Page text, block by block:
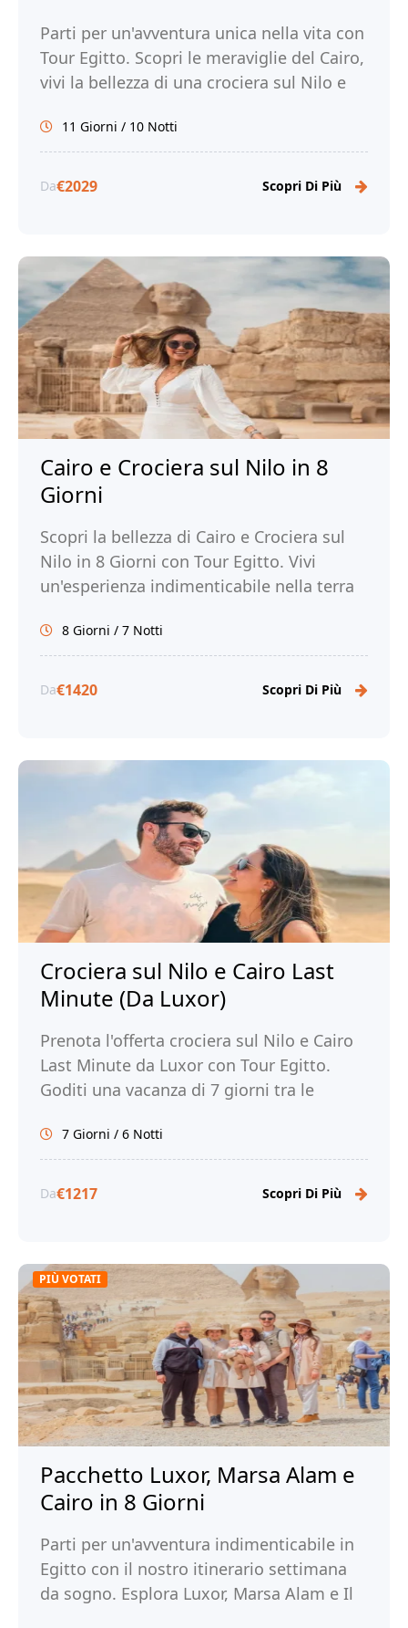
Parti per un'avventura unica nella vita con
Tour Egitto. Scopri le meraviglie del Cairo,
vivi la bellezza di una crociera sul Nilo e
storia e cultura dell'Egitto.
11 Giorni / 10 Notti
Da€2029 Scopri Di Più
Cairo e Crociera sul Nilo in 8
Giorni
Scopri la bellezza di Cairo e Crociera sul
Nilo in 8 Giorni con Tour Egitto. Vivi
un'esperienza indimenticabile nella terra
8 Giorni / 7 Notti
Da€1420 Scopri Di Più
Crociera sul Nilo e Cairo Last
Minute (Da Luxor)
Prenota l'offerta crociera sul Nilo e Cairo
Last Minute da Luxor con Tour Egitto.
Goditi una vacanza di 7 giorni tra le
7 Giorni / 6 Notti
Da€1217 Scopri Di Più
PIÙ VOTATI
Pacchetto Luxor, Marsa Alam e
Cairo in 8 Giorni
Parti per un'avventura indimenticabile in
Egitto con il nostro itinerario settimana
da sogno. Esplora Luxor, Marsa Alam e Il